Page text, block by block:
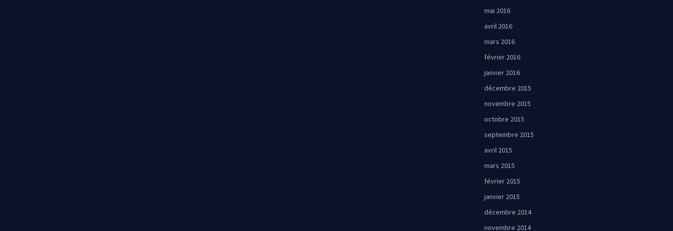
mai 2016
avril 2016
mars 2016
février 2016
janvier 2016
décembre 2015
novembre 2015
octobre 2015
septembre 2015
avril 2015
mars 2015
février 2015
janvier 2015
décembre 2014
novembre 2014